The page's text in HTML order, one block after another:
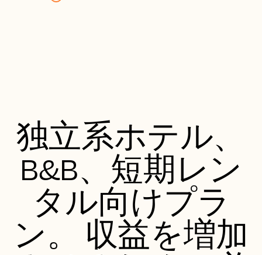
独立系ホテル、
B&B、短期レン
タル向けプラ
ン。 収益を増加